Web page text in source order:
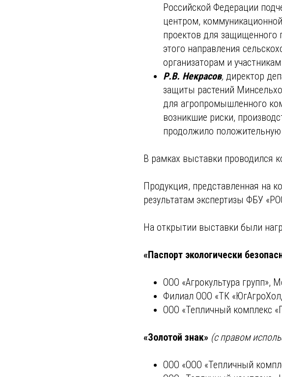
Российской Федерации
центром,
проектов для защищенного
этого направления
организаторам и
Р.В. Некрасов, директор
защиты растений
для агропромышленного
возникшие риски,
продолжило
В рамках выставки проводился
Продукция, представленная на
результатам экспертизы ФБУ
На открытии выставки были
«Паспорт экологически
ООО «Агрокультура групп»,
Филиал ООО «ТК
ООО «Тепличный комплекс
«Золотой знак» (с правом
ООО «ООО «Тепличный